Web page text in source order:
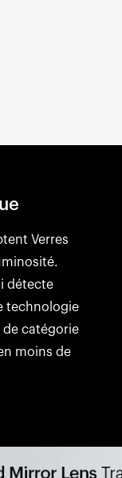
Verres
détecte
technologie
de catégorie
moins de